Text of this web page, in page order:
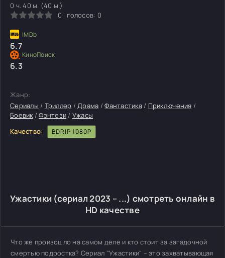
0 ч. 40 м. (40 м.)
0
голосов: 0
6.7
6.3
Жанр:
Сериалы / Триллер /Драма /Фантастика/ Приключения /
Боевик/Фэнтези / Ужасы
Качество:
BDRIP 1080P
Ужастики (сериал 2023 – ...) смотреть онлайн в
HD качестве
Что же произошло на самом деле и кто стоит за загадочной
смертью подростка? Сериал "Ужастики" – это захватывающая